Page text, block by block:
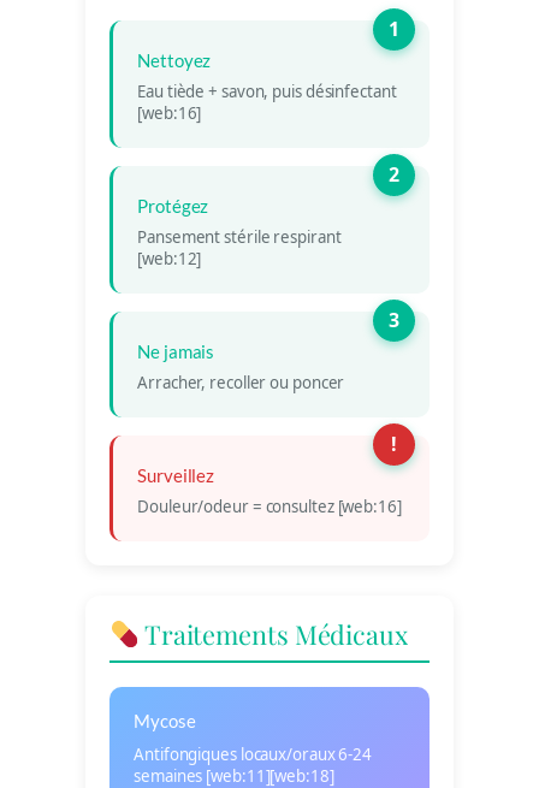
1
Nettoyez
Eau tiède + savon, puis désinfectant
[web:16]
2
Protégez
Pansement stérile respirant
[web:12]
3
Ne jamais
Arracher, recoller ou poncer
!
Surveillez
Douleur/odeur = consultez [web:16]
Traitements Médicaux
Mycose
Antifongiques locaux/oraux 6-24
semaines [web:11][web:18]